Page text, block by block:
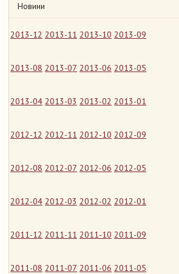
Новини
2013-12 2013-11 2013-10 2013-09
2013-08 2013-07 2013-06 2013-05
2013-04 2013-03 2013-02 2013-01
2012-12 2012-11 2012-10 2012-09
2012-08 2012-07 2012-06 2012-05
2012-04 2012-03 2012-02 2012-01
2011-12 2011-11 2011-10 2011-09
2011-08 2011-07 2011-06 2011-05